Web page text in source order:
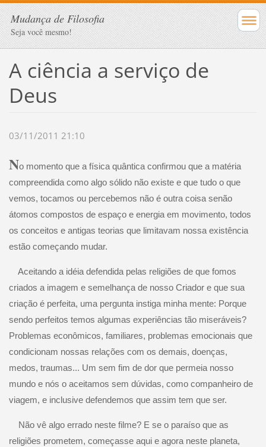
Mudança de Filosofia
Seja você mesmo!
A ciência a serviço de
Deus
03/11/2011 21:10
No momento que a física quântica confirmou que a matéria
compreendida como algo sólido não existe e que tudo o que
vemos, tocamos ou percebemos não é outra coisa senão
átomos compostos de espaço e energia em movimento, todos
os conceitos e antigas teorias que limitavam nossa existência
estão começando mudar.
Aceitando a idéia defendida pelas religiões de que fomos
criados a imagem e semelhança de nosso Criador e que sua
criação é perfeita, uma pergunta instiga minha mente: Porque
sendo perfeitos temos algumas experiências tão miseráveis?
Problemas econômicos, familiares, problemas emocionais que
condicionam nossas relações com os demais, doenças,
medos, traumas... Um sem fim de dor que permeia nosso
mundo e nós o aceitamos sem dúvidas, como companheiro de
viagem, e inclusive defendemos que assim tem que ser.
Não vê algo errado neste filme? E se o paraíso que as
religiões prometem, começasse aqui e agora neste planeta,